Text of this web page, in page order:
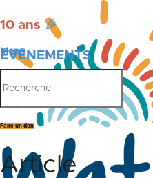
10 ans 🎉
ÉVÉNEMENTS
PUBLICATIONS
Menu
Faire un don
Article